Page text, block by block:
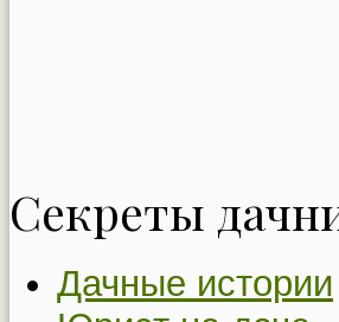
Секреты
Дачные истории